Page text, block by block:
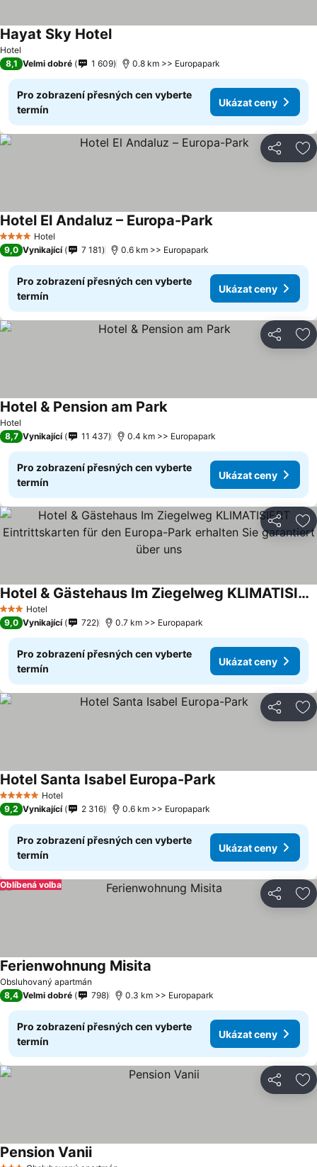
Hotel
Hayat Sky Hotel
8,1 Velmi dobré 1 609 0.8 km >> Europapark
Pro zobrazení přesných cen vyberte
termín
Ukázat ceny
Sdílet
4 Počet hvězdiček
Hotel
Hotel El Andaluz – Europa-Park
9,0 Vynikající 7 181 0.6 km >> Europapark
Pro zobrazení přesných cen vyberte
termín
Ukázat ceny
Sdílet
Hotel
Hotel & Pension am Park
8,7 Vynikající 11 437 0.4 km >> Europapark
Pro zobrazení přesných cen vyberte
termín
Ukázat ceny
Sdílet
3 Počet hvězdiček
Hotel
Hotel & Gästehaus Im Ziegelweg KLIMATISIERT Eintrittskarten für den Europa-Park erhalten Sie garantiert über uns
9,0 Vynikající 722 0.7 km >> Europapark
Pro zobrazení přesných cen vyberte
termín
Ukázat ceny
Sdílet
5 Počet hvězdiček
Hotel
Hotel Santa Isabel Europa-Park
9,2 Vynikající 2 316 0.6 km >> Europapark
Pro zobrazení přesných cen vyberte
termín
Ukázat ceny
Sdílet
Oblíbená volba
Obsluhovaný apartmán
Ferienwohnung Misita
8,4 Velmi dobré 798 0.3 km >> Europapark
Pro zobrazení přesných cen vyberte
termín
Ukázat ceny
Sdílet
Pension Vanii